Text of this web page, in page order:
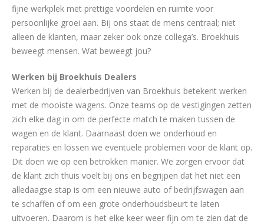
fijne werkplek met prettige voordelen en ruimte voor
persoonlijke groei aan. Bij ons staat de mens centraal; niet
alleen de klanten, maar zeker ook onze collega’s. Broekhuis
beweegt mensen. Wat beweegt jou?
Werken bij Broekhuis Dealers
Werken bij de dealerbedrijven van Broekhuis betekent werken
met de mooiste wagens. Onze teams op de vestigingen zetten
zich elke dag in om de perfecte match te maken tussen de
wagen en de klant. Daarnaast doen we onderhoud en
reparaties en lossen we eventuele problemen voor de klant op.
Dit doen we op een betrokken manier. We zorgen ervoor dat
de klant zich thuis voelt bij ons en begrijpen dat het niet een
alledaagse stap is om een nieuwe auto of bedrijfswagen aan
te schaffen of om een grote onderhoudsbeurt te laten
uitvoeren. Daarom is het elke keer weer fijn om te zien dat de